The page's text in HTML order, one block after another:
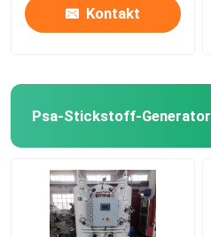
Kontakt
Psa-Stickstoff-Generator